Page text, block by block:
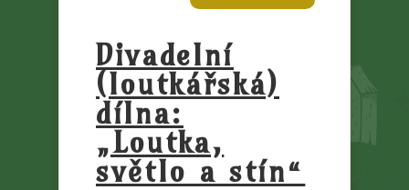
Divadelní
(loutkářská)
dílna:
„Loutka,
světlo a stín“